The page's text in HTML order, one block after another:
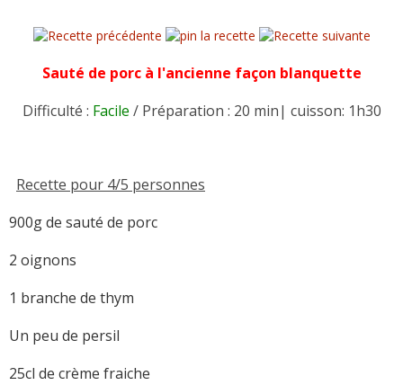
Sauté de porc à l'ancienne façon blanquette
Difficulté : Facile / Préparation : 20 min| cuisson: 1h30
Recette pour 4/5 personnes
900g de sauté de porc
2 oignons
1 branche de thym
Un peu de persil
25cl de crème fraiche